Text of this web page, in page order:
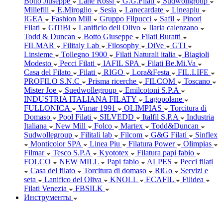
Millefili
E.Miroglio Sesia Lanecardate
Lineapiu
IGEA
Fashion Mill Gruppo Filpucci Safil
Pinori
Filati
GiTiBi Lanificio dell Olivo
Ilaria calenzano
Todd & Duncan
Botto Giuseppe
Filati Buratti
FILMAR
Filitaly Lab Filosophy DiVe
GTI
Linsieme
Tollegno 1900 Filati Naturali italia
Biagioli
Modesto
Pecci Filati IAFIL SPA
Filati Be.Mi.Va
Casa del Filato
Filati RIGO Lora&Festa
FIL.LIFE
PROFILO S.N.C
Prisma ricerche FILCOM
Toscano
Mister Joe
Suedwollegroup
Emilcotoni S.P.A
INDUSTRIA ITALIANA FILATY
Lagopolane
FULLONICA
Vimar 1991 OLIMPIAS
Torcitura di
Domaso
Pool Filati SILVEDD Italfil S.P.A
Industria
Italiana
New Mill Folco Martex
Todd&Duncan
Sudwollegroup
Filitali lab Filcom G&G Filati
Sinflex
Monticolor SPA
Linea Piu Filatura Power
Olimpias
Filmar
Tesco S.P.A Kyototex
Filatura papi fabio
FOLCO
NEW MILL Papi fabio ALPES
Pecci filati
Casa del filato
Torcitura di domaso RiGo
Servizi e
seta
Lanifico del Oliva KNOLL ECAFIL
Filidea
Filati Venezia
FBSILK
Инструменты